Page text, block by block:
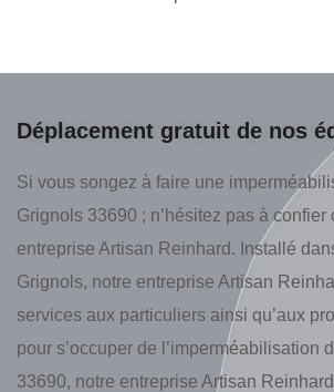
Déplacement gratuit de nos
Si vous songez à faire une
Grignols 33690 ; n’hésitez pas à confier
entreprise Artisan Reinhard. Installé
Grignols, notre entreprise Artisan
services aux particuliers ainsi qu’aux
pour s’occuper de l’imperméabilisation
33690, notre entreprise Artisan